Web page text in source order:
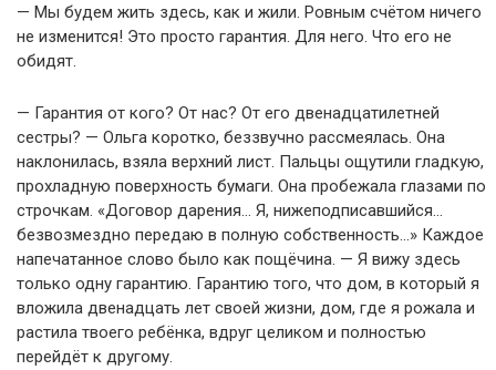
— Мы будем жить здесь, как и жили. Ровным счётом ничего
не изменится! Это просто гарантия. Для него. Что его не
обидят.
— Гарантия от кого? От нас? От его двенадцатилетней
сестры? — Ольга коротко, беззвучно рассмеялась. Она
наклонилась, взяла верхний лист. Пальцы ощутили гладкую,
прохладную поверхность бумаги. Она пробежала глазами по
строчкам. «Договор дарения… Я, нижеподписавшийся…
безвозмездно передаю в полную собственность…» Каждое
напечатанное слово было как пощёчина. — Я вижу здесь
только одну гарантию. Гарантию того, что дом, в который я
вложила двенадцать лет своей жизни, дом, где я рожала и
растила твоего ребёнка, вдруг целиком и полностью
перейдёт к другому.